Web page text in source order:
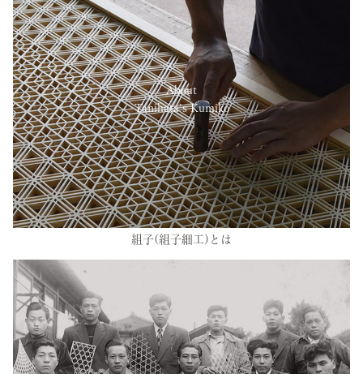
About
Tanihata’s Kumiko
組子(組子細工)とは